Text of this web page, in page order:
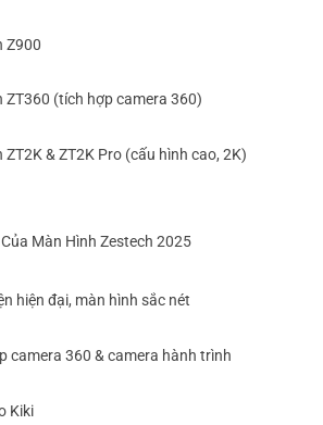
Z900
ZT360 (tích hợp camera 360)
ZT2K & ZT2K Pro (cấu hình cao, 2K)
Màn Hình Zestech 2025
hiện đại, màn hình sắc nét
camera 360 & camera hành trình
Kiki